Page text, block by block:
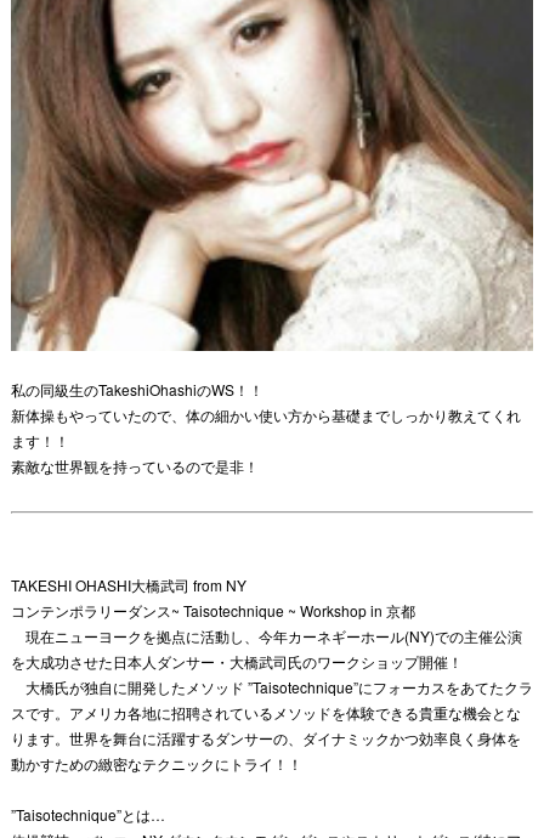
私の同級生のTakeshiOhashiのWS！！
新体操もやっていたので、体の細かい使い方から基礎までしっかり教えてくれ
ます！！
素敵な世界観を持っているので是非！
TAKESHI OHASHI大橋武司 from NY
コンテンポラリーダンス~ Taisotechnique ~ Workshop in 京都
現在ニューヨークを拠点に活動し、今年カーネギーホール(NY)での主催公演
を大成功させた日本人ダンサー・大橋武司氏のワークショップ開催！
大橋氏が独自に開発したメソッド ”Taisotechnique”にフォーカスをあてたクラ
スです。アメリカ各地に招聘されているメソッドを体験できる貴重な機会とな
ります。世界を舞台に活躍するダンサーの、ダイナミックかつ効率良く身体を
動かすための緻密なテクニックにトライ！！
”Taisotechnique”とは…